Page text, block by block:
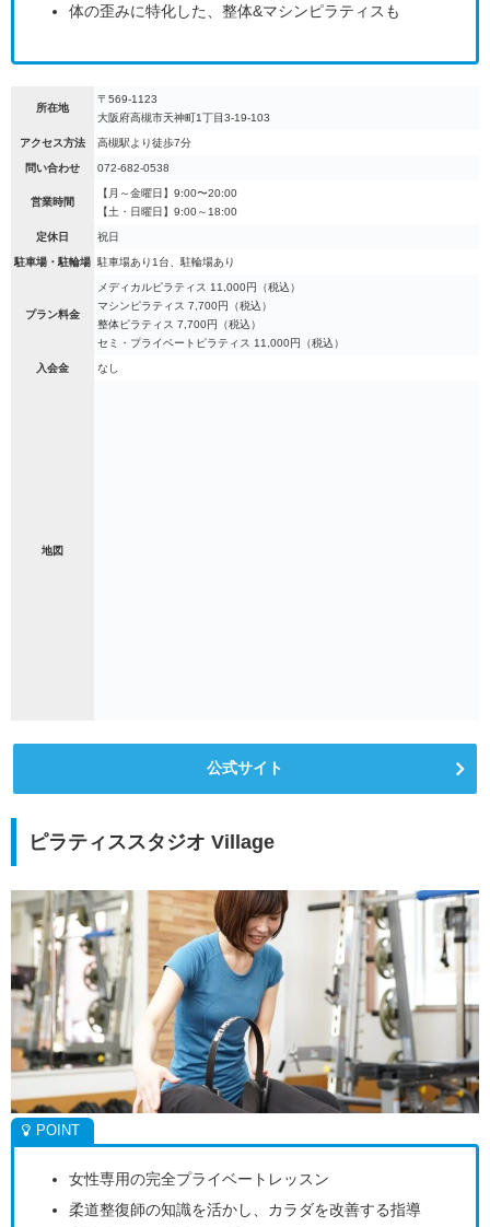
体の歪みに特化した、整体&マシンピラティスも
所在地
〒569-1123
大阪府高槻市天神町1丁目3-19-103
アクセス方法 高槻駅より徒歩7分
問い合わせ 072-682-0538
営業時間
【月～金曜日】9:00〜20:00
【土・日曜日】9:00～18:00​
定休日 祝日
駐車場・駐輪場 駐車場あり1台、駐輪場あり
プラン料金
メディカルピラティス 11,000円（税込）
マシンピラティス 7,700円（税込）
整体ピラティス 7,700円（税込）
セミ・プライベートピラティス 11,000円（税込）
入会金 なし
地図
公式サイト
ピラティススタジオ Village
女性専用の完全プライベートレッスン
柔道整復師の知識を活かし、カラダを改善する指導